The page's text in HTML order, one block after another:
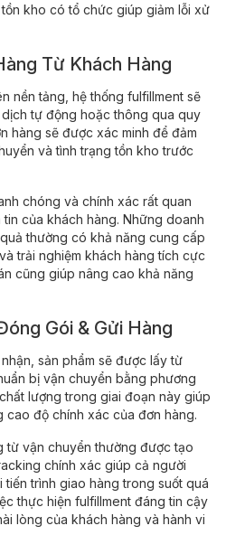
kho có tổ chức giúp giảm lỗi xử
Từ Khách Hàng
nền tảng, hệ thống fulfillment sẽ
tự động hoặc thông qua quy
hàng sẽ được xác minh để đảm
và tình trạng tồn kho trước
chóng và chính xác rất quan
của khách hàng. Những doanh
thường có khả năng cung cấp
trải nghiệm khách hàng tích cực
cũng giúp nâng cao khả năng
Gói & Gửi Hàng
sản phẩm sẽ được lấy từ
bị vận chuyển bằng phương
lượng trong giai đoạn này giúp
cao độ chính xác của đơn hàng.
từ vận chuyển thường được tạo
chính xác giúp cả người
trình giao hàng trong suốt quá
thực hiện fulfillment đáng tin cậy
lòng của khách hàng và hành vi